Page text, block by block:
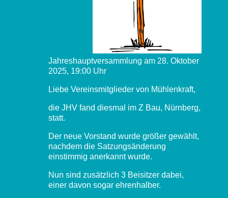
Jahreshauptversammlung am 28. Oktober
2025, 19:00 Uhr
Liebe Vereinsmitglieder von Mühlenkraft,
die JHV fand diesmal im Z Bau, Nürnberg,
statt.
Der neue Vorstand wurde größer gewählt,
nachdem die Satzungsänderung
einstimmig anerkannt wurde.
Nun sind zusätzlich 3 Beisitzer dabei,
einer davon sogar ehrenhalber.